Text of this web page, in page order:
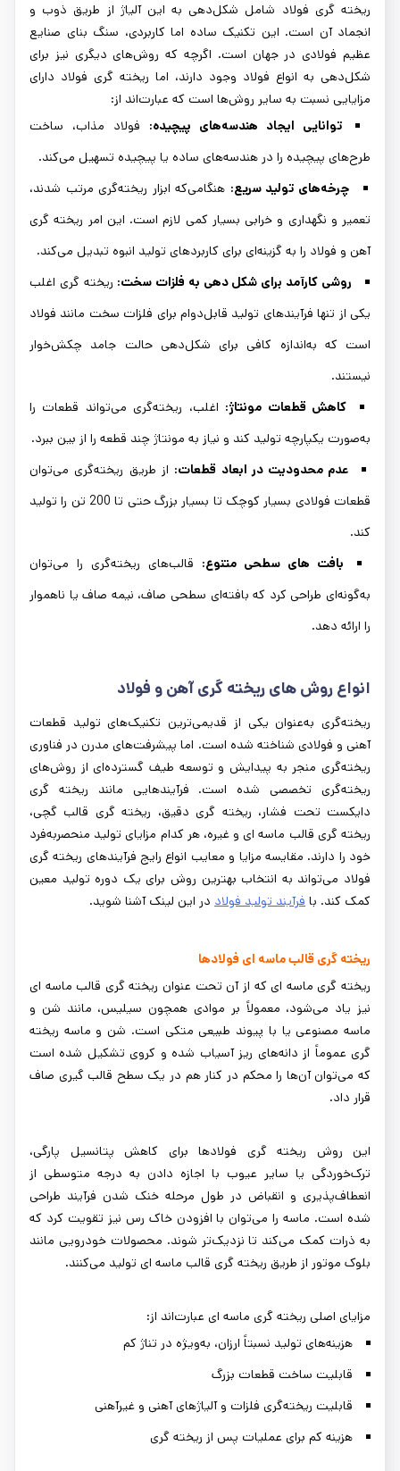
ریخته گری فولاد شامل شکل‌دهی به این آلیاژ از طریق ذوب و
انجماد آن است. این تکنیک ساده اما کاربردی، سنگ بنای صنایع
عظیم فولادی در جهان است. اگرچه که روش‌های دیگری نیز برای
شکل‌دهی به انواع فولاد وجود دارند، اما ریخته گری فولاد دارای
مزایایی نسبت به سایر روش‌ها است که عبارت‌اند از:
توانایی ایجاد هندسه‌های پیچیده: فولاد مذاب، ساخت
طرح‌های پیچیده را در هندسه‌های ساده یا پیچیده تسهیل می‌کند.
چرخه‌های تولید سریع: هنگامی‌که ابزار ریخته‌گری مرتب شدند،
تعمیر و نگهداری و خرابی بسیار کمی لازم است. این امر ریخته گری
آهن و فولاد را به گزینه‌ای برای کاربردهای تولید انبوه تبدیل می‌کند.
روشی کارآمد برای شکل دهی به فلزات سخت: ریخته گری اغلب
یکی از تنها فرآیندهای تولید قابل‌دوام برای فلزات سخت مانند فولاد
است که به‌اندازه کافی برای شکل‌دهی حالت جامد چکش‌خوار
نیستند.
کاهش قطعات مونتاژ: اغلب، ریخته‌گری می‌تواند قطعات را
به‌صورت یکپارچه تولید کند و نیاز به مونتاژ چند قطعه را از بین ببرد.
عدم محدودیت در ابعاد قطعات: از طریق ریخته‌گری می‌توان
قطعات فولادی بسیار کوچک تا بسیار بزرگ حتی تا 200 تن را تولید
کند.
بافت های سطحی متنوع: قالب‌های ریخته‌گری را می‌توان
به‌گونه‌ای طراحی کرد که بافته‌ای سطحی صاف، نیمه صاف یا ناهموار
را ارائه دهد.
انواع روش‌ های ریخته گری آهن و فولاد
ریخته‌گری به‌عنوان یکی از قدیمی‌ترین تکنیک‌های تولید قطعات
آهنی و فولادی شناخته شده است. اما پیشرفت‌های مدرن در فناوری
ریخته‌گری منجر به پیدایش و توسعه طیف گسترده‌ای از روش‌های
ریخته‌گری تخصصی شده است. فرآیندهایی مانند ریخته گری
دایکست تحت فشار، ریخته گری دقیق، ریخته گری قالب گچی،
ریخته گری قالب ماسه ای و غیره، هر کدام مزایای تولید منحصربه‌فرد
خود را دارند. مقایسه مزایا و معایب انواع رایج فرآیندهای ریخته گری
فولاد می‌تواند به انتخاب بهترین روش برای یک دوره تولید معین
کمک کند. با فرآیند تولید فولاد در این لینک آشنا شوید.
ریخته گری قالب ماسه‌ ای فولادها
ریخته گری ماسه ‌ای که از آن تحت عنوان ریخته گری قالب ماسه‌ ای
نیز یاد می‌شود، معمولاً بر موادی همچون سیلیس، مانند شن و
ماسه مصنوعی یا با پیوند طبیعی متکی است. شن و ماسه ریخته
گری عموماً از دانه‌های ریز آسیاب شده و کروی تشکیل شده است
که می‌توان آن‌ها را محکم در کنار هم در یک سطح قالب گیری صاف
قرار داد.
این روش ریخته گری فولادها برای کاهش پتانسیل پارگی،
ترک‌خوردگی یا سایر عیوب با اجازه دادن به درجه متوسطی از
انعطاف‌پذیری و انقباض در طول مرحله خنک شدن فرآیند طراحی
شده است. ماسه را می‌توان با افزودن خاک رس نیز تقویت کرد که
به ذرات کمک می‌کند تا نزدیک‌تر شوند. محصولات خودرویی مانند
بلوک موتور از طریق ریخته گری قالب ماسه ای تولید می‌کنند.
مزایای اصلی ریخته گری ماسه ای عبارت‌اند از:
هزینه‌های تولید نسبتاً ارزان، به‌ویژه در تناژ کم
قابلیت ساخت قطعات بزرگ
قابلیت ریخته‌گری فلزات و آلیاژهای آهنی و غیرآهنی
هزینه کم برای عملیات پس از ریخته گری